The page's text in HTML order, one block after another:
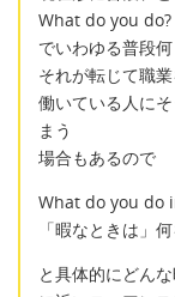
What do you do?
でいわゆる普段
それが転じて職
働いている人に
まう
場合もあるので
What do you do
「暇なときは」
と具体的にどん